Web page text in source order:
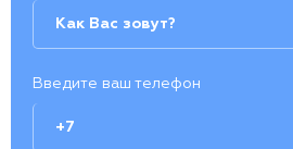
Введите ваш телефон